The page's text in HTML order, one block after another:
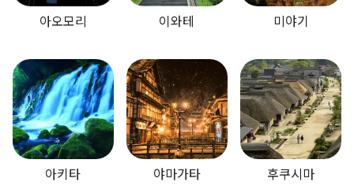
아오모리 이와테 미야기
아키타 야마가타 후쿠시마